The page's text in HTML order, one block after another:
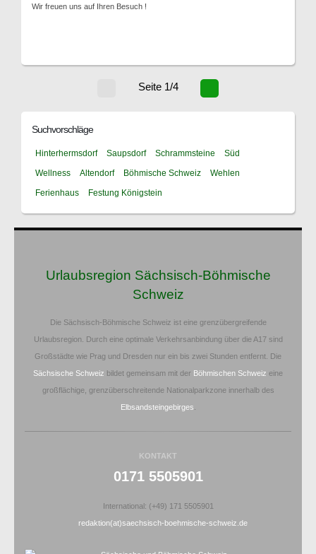
Wir freuen uns auf Ihren Besuch !
Seite 1/4
Suchvorschläge
Hinterhermsdorf Saupsdorf Schrammsteine
Süd
Wellness
Altendorf Böhmische Schweiz
Wehlen
Ferienhaus
Festung Königstein
Urlaubsregion Sächsisch-Böhmische
Schweiz
Die Sächsisch-Böhmische Schweiz ist eine grenzübergreifende
Urlaubsregion. Durch eine optimale Verkehrsanbindung über die A17 sind
Großstädte wie Prag und Dresden nur ein bis zwei Stunden entfernt. Die
Sächsische Schweiz bildet gemeinsam mit der Böhmischen Schweiz eine
großflächige, grenzüberschreitende Nationalparkzone innerhalb des
Elbsandsteingebirges
KONTAKT
0171 5505901
International: (+49) 171 5505901
redaktion(at)saechsisch-boehmische-schweiz.de